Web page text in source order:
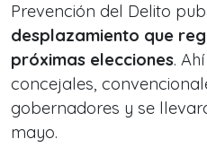
Prevención del Delito
desplazamiento que
próximas elecciones.
concejales,
gobernadores y se
mayo.